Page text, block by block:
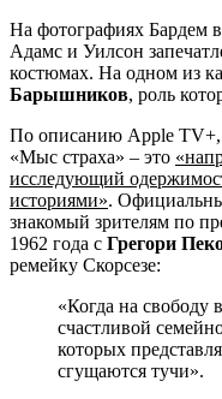
На фотографиях Бардем
Адамс и Уилсон
костюмах. На одном из
Барышников, роль
По описанию Apple TV+,
«Мыс страха» – это
исследующий
историями».
знакомый зрителям по
1962 года с Грегори
ремейку Скорсезе:
«Когда на свободу
счастливой
которых
сгущаются тучи».